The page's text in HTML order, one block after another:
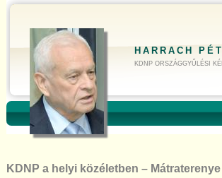
HARRACH
KDNP ORSZÁGGYŰLÉSI
KDNP a helyi közéletben – Mátraterenye